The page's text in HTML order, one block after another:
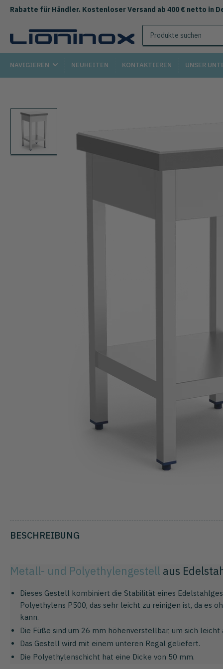
Rabatte für Händler. Kostenloser Versand ab 400 € netto in
Produkte
suchen
NAVIGIEREN NEUHEITEN KONTAKTIEREN UNSER
Lade
das
Foto
BESCHREIBUNG
Metall- und Polyethylengestell aus
Dieses Gestell kombiniert die Stabilität eines
Polyethylens P500, das sehr leicht zu reinigen ist, da es
kann.
Die Füße sind um 26 mm höhenverstellbar, um sich leicht
Das Gestell wird mit einem unteren Regal geliefert.
Die Polyethylenschicht hat eine Dicke von 50 mm.